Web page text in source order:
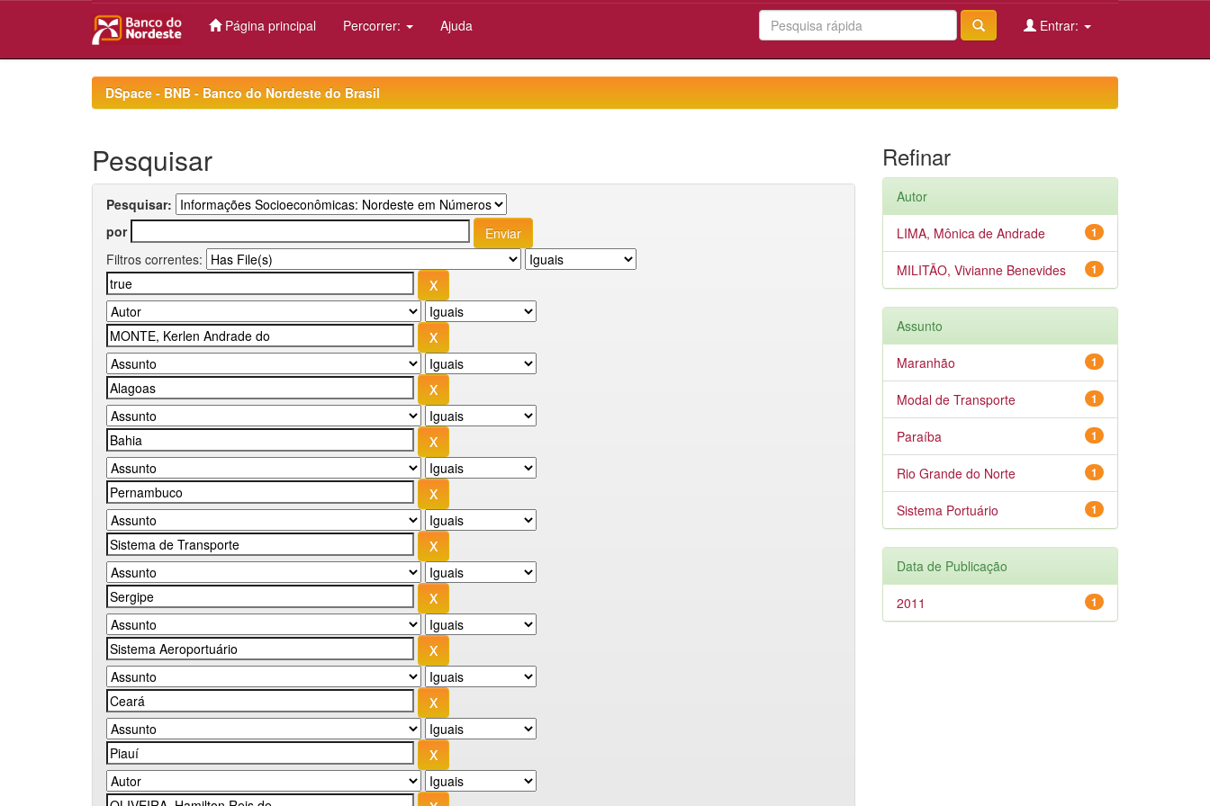
Página principal Percorrer: Ajuda Entrar:
DSpace - BNB - Banco do Nordeste do Brasil
Pesquisar
Pesquisar:
por
Filtros correntes:
Refinar
Autor
1
LIMA, Mônica de Andrade
1
MILITÃO, Vivianne Benevides
Assunto
1
Maranhão
1
Modal de Transporte
1
Paraíba
1
Rio Grande do Norte
1
Sistema Portuário
Data de Publicação
1
2011